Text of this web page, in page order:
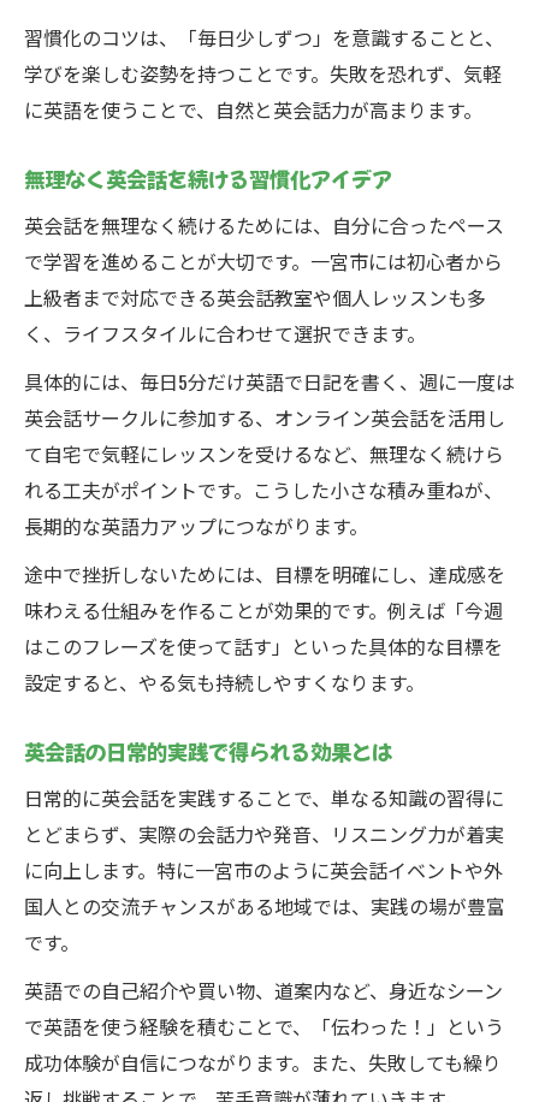
習慣化のコツは、「毎日少しずつ」を意識することと、
学びを楽しむ姿勢を持つことです。失敗を恐れず、気軽
に英語を使うことで、自然と英会話力が高まります。
無理なく英会話を続ける習慣化アイデア
英会話を無理なく続けるためには、自分に合ったペース
で学習を進めることが大切です。一宮市には初心者から
上級者まで対応できる英会話教室や個人レッスンも多
く、ライフスタイルに合わせて選択できます。
具体的には、毎日5分だけ英語で日記を書く、週に一度は
英会話サークルに参加する、オンライン英会話を活用し
て自宅で気軽にレッスンを受けるなど、無理なく続けら
れる工夫がポイントです。こうした小さな積み重ねが、
長期的な英語力アップにつながります。
途中で挫折しないためには、目標を明確にし、達成感を
味わえる仕組みを作ることが効果的です。例えば「今週
はこのフレーズを使って話す」といった具体的な目標を
設定すると、やる気も持続しやすくなります。
英会話の日常的実践で得られる効果とは
日常的に英会話を実践することで、単なる知識の習得に
とどまらず、実際の会話力や発音、リスニング力が着実
に向上します。特に一宮市のように英会話イベントや外
国人との交流チャンスがある地域では、実践の場が豊富
です。
英語での自己紹介や買い物、道案内など、身近なシーン
で英語を使う経験を積むことで、「伝わった！」という
成功体験が自信につながります。また、失敗しても繰り